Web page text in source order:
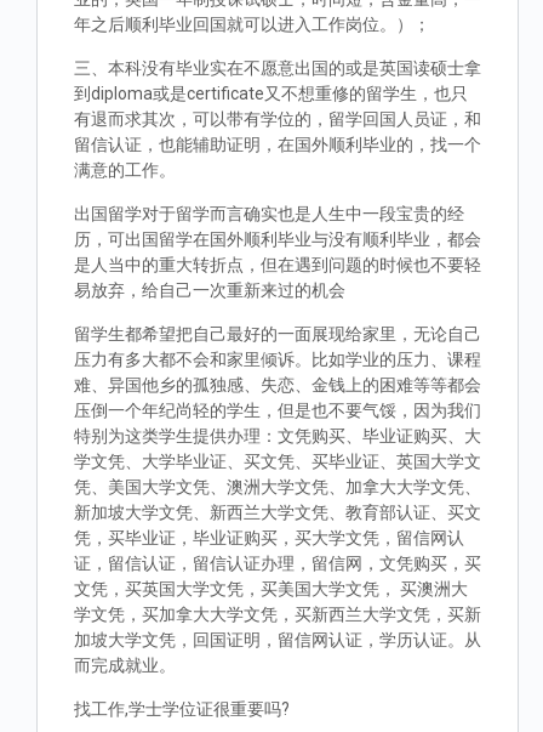
年之后顺利毕业回国就可以进入工作岗位。）；
三、本科没有毕业实在不愿意出国的或是英国读硕士拿
到diploma或是certificate又不想重修的留学生，也只
有退而求其次，可以带有学位的，留学回国人员证，和
留信认证，也能辅助证明，在国外顺利毕业的，找一个
满意的工作。
出国留学对于留学而言确实也是人生中一段宝贵的经
历，可出国留学在国外顺利毕业与没有顺利毕业，都会
是人当中的重大转折点，但在遇到问题的时候也不要轻
易放弃，给自己一次重新来过的机会
留学生都希望把自己最好的一面展现给家里，无论自己
压力有多大都不会和家里倾诉。比如学业的压力、课程
难、异国他乡的孤独感、失恋、金钱上的困难等等都会
压倒一个年纪尚轻的学生，但是也不要气馁，因为我们
特别为这类学生提供办理：文凭购买、毕业证购买、大
学文凭、大学毕业证、买文凭、买毕业证、英国大学文
凭、美国大学文凭、澳洲大学文凭、加拿大大学文凭、
新加坡大学文凭、新西兰大学文凭、教育部认证、买文
凭，买毕业证，毕业证购买，买大学文凭，留信网认
证，留信认证，留信认证办理，留信网，文凭购买，买
文凭，买英国大学文凭，买美国大学文凭， 买澳洲大
学文凭，买加拿大大学文凭，买新西兰大学文凭，买新
加坡大学文凭，回国证明，留信网认证，学历认证。从
而完成就业。
找工作,学士学位证很重要吗?